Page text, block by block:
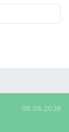
08.08.2026